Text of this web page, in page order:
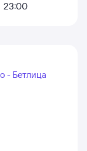
23:00
- Бетлица